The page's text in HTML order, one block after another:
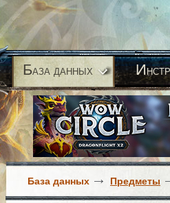
База данных И
База данных Предметы